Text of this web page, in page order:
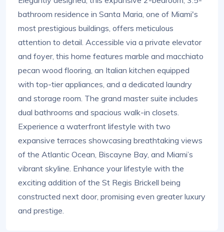
bathroom residence in Santa Maria, one of Miami's
most prestigious buildings, offers meticulous
attention to detail. Accessible via a private elevator
and foyer, this home features marble and macchiato
pecan wood flooring, an Italian kitchen equipped
with top-tier appliances, and a dedicated laundry
and storage room. The grand master suite includes
dual bathrooms and spacious walk-in closets.
Experience a waterfront lifestyle with two
expansive terraces showcasing breathtaking views
of the Atlantic Ocean, Biscayne Bay, and Miami’s
vibrant skyline. Enhance your lifestyle with the
exciting addition of the St Regis Brickell being
constructed next door, promising even greater luxury
and prestige.